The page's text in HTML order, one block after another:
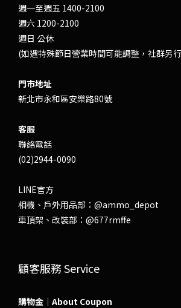
週一至週五 1400-2100
週六 1200-2100
週日 公休
(如遇特殊節日營業時間可能調整，社群另
門市地址
新北市永和區安樂路80號
客服
聯絡電話
(02)2944-0090
LINE官方
相機、戶外用品部： @ammo_depot
車頂架、改裝部： @677rmffe
顧客服務 Service
購物金｜About Coupon